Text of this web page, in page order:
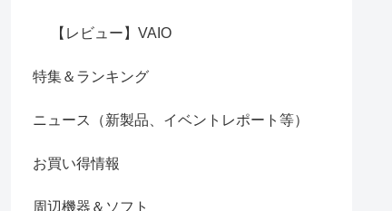
【レビュー】VAIO
特集＆ランキング
ニュース（新製品、イベントレポート等）
お買い得情報
周辺機器＆ソフト